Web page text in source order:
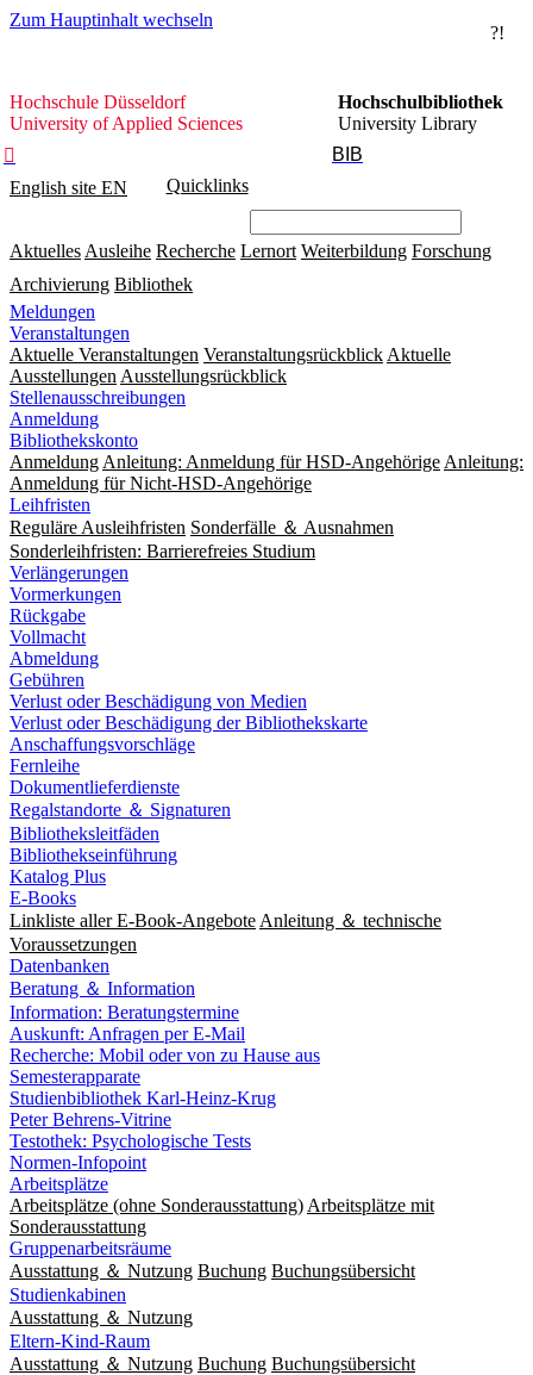
Zum Hauptinhalt wechseln
?!
Hochschule
Düsseldorf
Hochschule Düsseldorf
University of Applied Sciences
Hochschulbibliothek
University Library

BIB
English site EN Quicklinks
Aktuelles Ausleihe Recherche Lernort Weiterbildung Forschung
Archivierung Bibliothek
Meldungen
Veranstaltungen
Aktuelle Veranstaltungen Veranstaltungsrückblick Aktuelle
Ausstellungen Ausstellungsrückblick
Stellenausschreibungen
Anmeldung
Bibliothekskonto
Anmeldung Anleitung: Anmeldung für HSD-Angehörige Anleitung:
Anmeldung für Nicht-HSD-Angehörige
Leihfristen
Reguläre Ausleihfristen Sonderfälle ＆ Ausnahmen
Sonderleihfristen: Barrierefreies Studium
Verlängerungen
Vormerkungen
Rückgabe
Vollmacht
Abmeldung
Gebühren
Verlust oder Beschädigung von Medien
Verlust oder Beschädigung der Bibliothekskarte
Anschaffungsvorschläge
Fernleihe
Dokumentlieferdienste
Regalstandorte ＆ Signaturen
Bibliotheksleitfäden
Bibliothekseinführung
Katalog Plus
E-Books
Linkliste aller E-Book-Angebote Anleitung ＆ technische
Voraussetzungen
Datenbanken
Beratung ＆ Information
Information: Beratungstermine
Auskunft: Anfragen per E-Mail
Recherche: Mobil oder von zu Hause aus
Semesterapparate
Studienbibliothek Karl-Heinz-Krug
Peter Behrens-Vitrine
Testothek: Psychologische Tests
Normen-Infopoint
Arbeitsplätze
Arbeitsplätze (ohne Sonderausstattung) Arbeitsplätze mit
Sonderausstattung
Gruppenarbeitsräume
Ausstattung ＆ Nutzung Buchung Buchungsübersicht
Studienkabinen
Ausstattung ＆ Nutzung
Eltern-Kind-Raum
Ausstattung ＆ Nutzung Buchung Buchungsübersicht